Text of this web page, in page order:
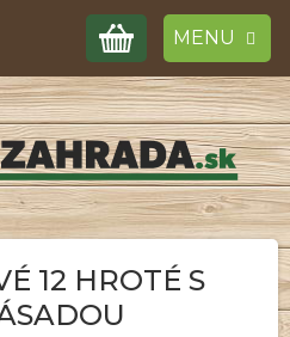
NÁKUPNÝ
12 HROTÉ S